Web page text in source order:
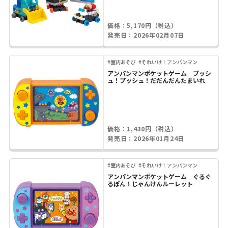
価格：5,170円（税込）
発売日：2026年02月07日
#室内あそび #それいけ！アンパンマン
アンパンマンポケットゲーム プッシ
ュ！プッシュ！だだんだんたまいれ
価格：1,430円（税込）
発売日：2026年01月24日
#室内あそび #それいけ！アンパンマン
アンパンマンポケットゲーム ぐるぐ
るぽん！じゃんけんルーレット